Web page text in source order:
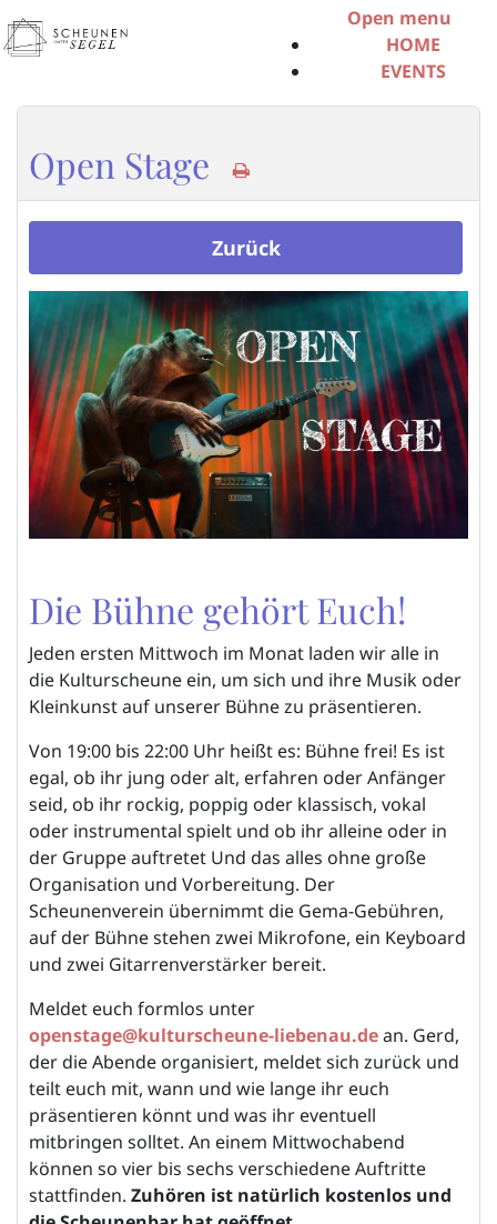
Open menu
HOME
EVENTS
MITGLIED
WERDEN
KONTAKT
Open Stage
Zurück
Die Bühne gehört Euch!
Jeden ersten Mittwoch im Monat laden wir alle in
die Kulturscheune ein, um sich und ihre Musik oder
Kleinkunst auf unserer Bühne zu präsentieren.
Von 19:00 bis 22:00 Uhr heißt es: Bühne frei! Es ist
egal, ob ihr jung oder alt, erfahren oder Anfänger
seid, ob ihr rockig, poppig oder klassisch, vokal
oder instrumental spielt und ob ihr alleine oder in
der Gruppe auftretet Und das alles ohne große
Organisation und Vorbereitung. Der
Scheunenverein übernimmt die Gema-Gebühren,
auf der Bühne stehen zwei Mikrofone, ein Keyboard
und zwei Gitarrenverstärker bereit.
Meldet euch formlos unter
openstage@kulturscheune-liebenau.dean. Gerd,
der die Abende organisiert, meldet sich zurück und
teilt euch mit, wann und wie lange ihr euch
präsentieren könnt und was ihr eventuell
mitbringen solltet. An einem Mittwochabend
können so vier bis sechs verschiedene Auftritte
stattfinden. Zuhören ist natürlich kostenlos und